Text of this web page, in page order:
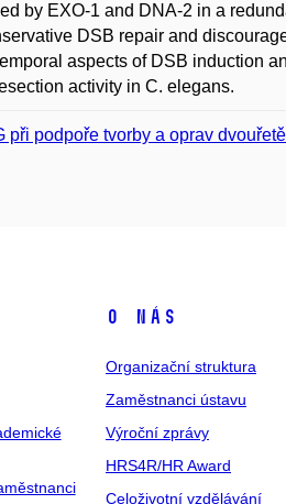
by EXO-1 and DNA-2 in a
DSB repair and
aspects of DSB induction
activity in C. elegans.
při podpoře tvorby a oprav
O nás
Organizační struktura
Zaměstnanci ústavu
Výroční zprávy
HRS4R/HR Award
Celoživotní vzdělávání